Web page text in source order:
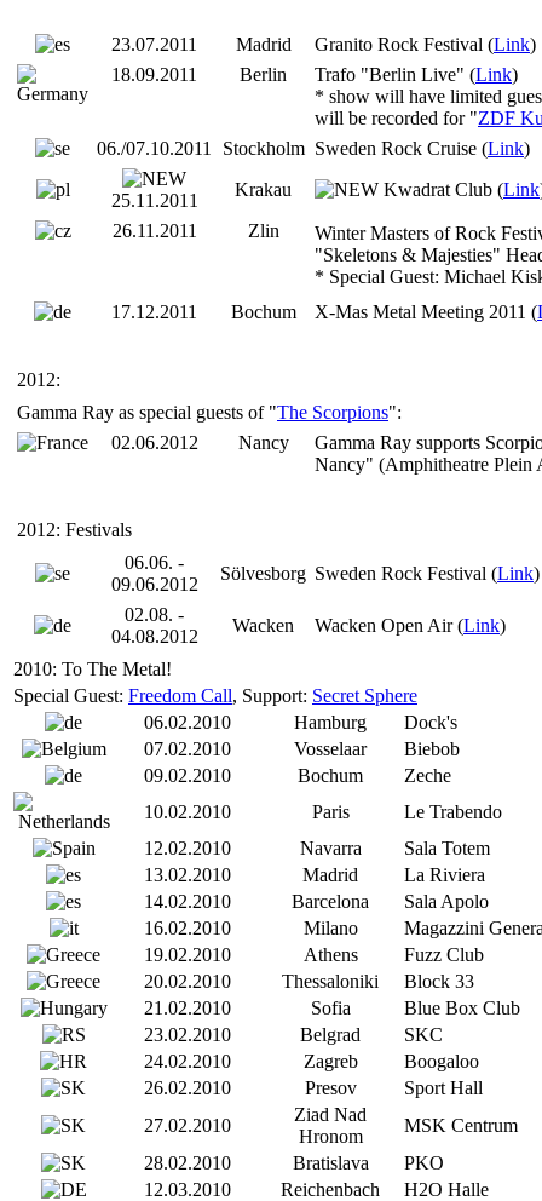
23.07.2011 Madrid Granito Rock Festival (Link)
18.09.2011
Berlin Trafo "Berlin Live" (Link)
* show will have limited
will be recorded for "ZDF
06./07.10.2011
Stockholm Sweden Rock Cruise (Link)
25.11.2011
Krakau Kwadrat Club (Link
26.11.2011
Zlin
Winter Masters of Rock
"Skeletons & Majesties"
* Special Guest: Michael
17.12.2011
Bochum X-Mas Metal Meeting 2011 (
2012:
Gamma Ray as special guests of "The Scorpions":
02.06.2012
Nancy
Gamma Ray supports
Nancy" (Amphitheatre Plein
2012: Festivals
06.06. -
09.06.2012
Sölvesborg Sweden Rock Festival (Link)
02.08. -
04.08.2012
Wacken Wacken Open Air (Link)
2010: To The Metal!
Special Guest: Freedom Call, Support: Secret Sphere
06.02.2010
Hamburg
Dock's
07.02.2010
Vosselaar
Biebob
09.02.2010
Bochum
Zeche
10.02.2010
Paris
Le Trabendo
12.02.2010
Navarra
Sala Totem
13.02.2010
Madrid
La Riviera
14.02.2010
Barcelona
Sala Apolo
16.02.2010
Milano
Magazzini
19.02.2010
Athens
Fuzz Club
20.02.2010
Thessaloniki
Block 33
21.02.2010
Sofia
Blue Box Club
23.02.2010
Belgrad
SKC
24.02.2010
Zagreb
Boogaloo
26.02.2010
Presov
Sport Hall
27.02.2010
Ziad Nad
Hronom
MSK Centrum
28.02.2010
Bratislava
PKO
12.03.2010
Reichenbach
H2O Halle